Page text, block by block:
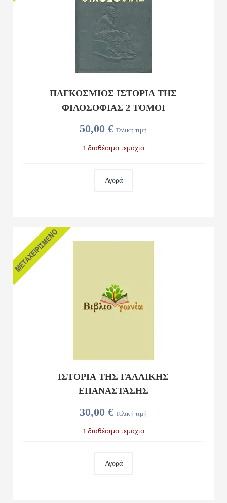
50,00 € Τελική τιμή
ΠΑΓΚΟΣΜΙΟΣ ΙΣΤΟΡΙΑ ΤΗΣ
ΦΙΛΟΣΟΦΙΑΣ 2 ΤΟΜΟΙ
1 διαθέσιμα τεμάχια
Αγορά
30,00 € Τελική τιμή
ΙΣΤΟΡΙΑ ΤΗΣ ΓΑΛΛΙΚΗΣ
ΕΠΑΝΑΣΤΑΣΗΣ
1 διαθέσιμα τεμάχια
Αγορά